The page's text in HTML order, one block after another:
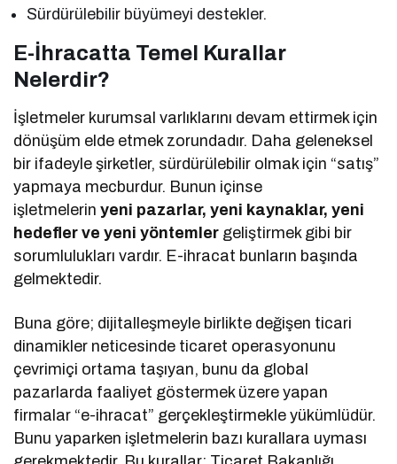
Sürdürülebilir büyümeyi destekler.
E-İhracatta Temel Kurallar
Nelerdir?
İşletmeler kurumsal varlıklarını devam ettirmek için
dönüşüm elde etmek zorundadır. Daha geleneksel
bir ifadeyle şirketler, sürdürülebilir olmak için “satış”
yapmaya mecburdur. Bunun içinse
işletmelerinyeni pazarlar, yeni kaynaklar, yeni
hedefler ve yeni yöntemler geliştirmek gibi bir
sorumlulukları vardır. E-ihracat bunların başında
gelmektedir.
Buna göre; dijitalleşmeyle birlikte değişen ticari
dinamikler neticesinde ticaret operasyonunu
çevrimiçi ortama taşıyan, bunu da global
pazarlarda faaliyet göstermek üzere yapan
firmalar “e-ihracat” gerçekleştirmekle yükümlüdür.
Bunu yaparken işletmelerin bazı kurallara uyması